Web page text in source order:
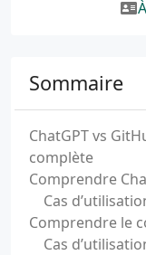
Sommaire
ChatGPT vs
complète
Comprendre
Cas
Comprendre le
Cas